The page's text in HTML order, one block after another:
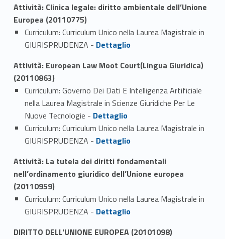
Attività: Clinica legale: diritto ambientale dell’Unione
Europea (20110775)
Curriculum: Curriculum Unico nella Laurea Magistrale in
GIURISPRUDENZA - Link identifier #identifier_person_118322-1
Dettaglio
Attività: European Law Moot Court(Lingua Giuridica)
(20110863)
Curriculum: Governo Dei Dati E Intelligenza Artificiale
nella Laurea Magistrale in Scienze Giuridiche Per Le
Nuove Tecnologie - Link identifier #identifier_person_42982-1
Dettaglio
Curriculum: Curriculum Unico nella Laurea Magistrale in
GIURISPRUDENZA - Link identifier #identifier_person_73065-2
Dettaglio
Attività: La tutela dei diritti fondamentali
nell’ordinamento giuridico dell’Unione europea
(20110959)
Curriculum: Curriculum Unico nella Laurea Magistrale in
GIURISPRUDENZA - Link identifier #identifier_person_55147-1
Dettaglio
DIRITTO DELL'UNIONE EUROPEA (20101098)